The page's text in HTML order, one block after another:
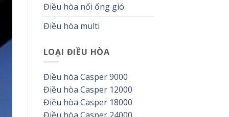
Điều hòa nối ống gió
Điều hòa multi
LOẠI ĐIỀU HÒA
Điều hòa Casper 9000
Điều hòa Casper 12000
Điều hòa Casper 18000